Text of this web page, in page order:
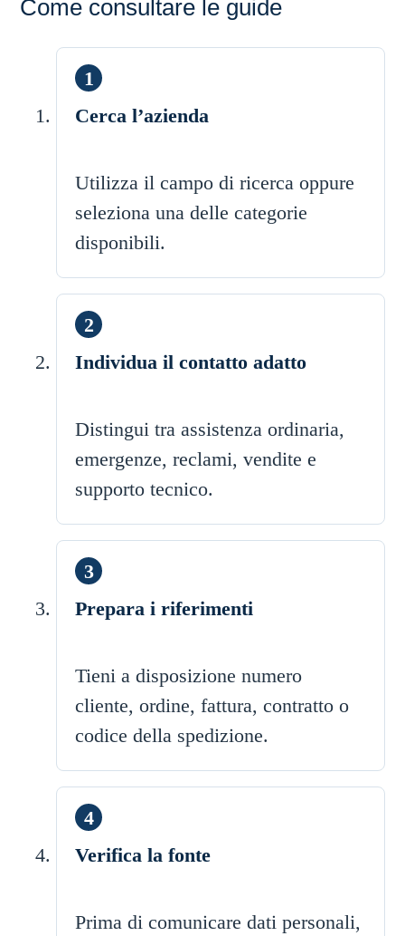
Come consultare le guide
Cerca l’azienda
Utilizza il campo di ricerca oppure
seleziona una delle categorie
disponibili.
Individua il contatto adatto
Distingui tra assistenza ordinaria,
emergenze, reclami, vendite e
supporto tecnico.
Prepara i riferimenti
Tieni a disposizione numero
cliente, ordine, fattura, contratto o
codice della spedizione.
Verifica la fonte
Prima di comunicare dati personali,